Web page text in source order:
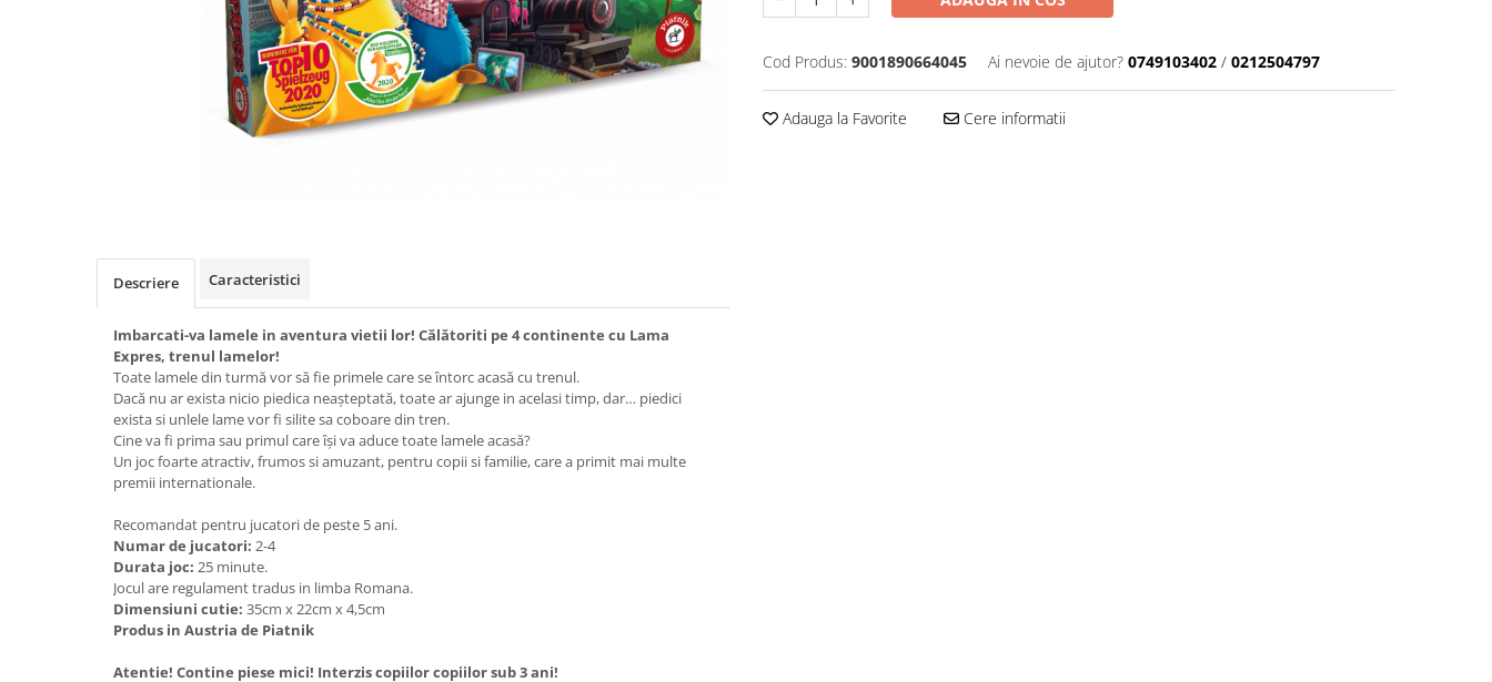
Cod Produs: 9001890664045 Ai nevoie de ajutor? 0749103402 / 0212504797
Adauga la Favorite Cere informatii
Descriere Caracteristici
Imbarcati-va lamele in aventura vietii lor! Călătoriti pe 4 continente cu Lama
Expres, trenul lamelor!
Toate lamele din turmă vor să fie primele care se întorc acasă cu trenul.
Dacă nu ar exista nicio piedica neașteptată, toate ar ajunge in acelasi timp, dar… piedici
exista si unlele lame vor fi silite sa coboare din tren.
Cine va fi prima sau primul care își va aduce toate lamele acasă?
Un joc foarte atractiv, frumos si amuzant, pentru copii si familie, care a primit mai multe
premii internationale.
Recomandat pentru jucatori de peste 5 ani.
Numar de jucatori: 2-4
Durata joc: 25 minute.
Jocul are regulament tradus in limba Romana.
Dimensiuni cutie: 35cm x 22cm x 4,5cm
Produs in Austria de Piatnik
Atentie! Contine piese mici! Interzis copiilor copiilor sub 3 ani!